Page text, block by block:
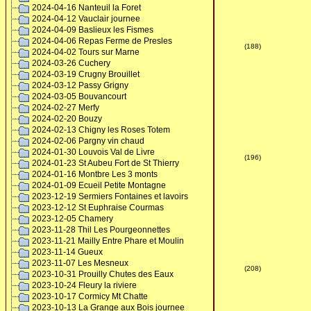
2024-04-16 Nanteuil la Foret
2024-04-12 Vauclair journee
2024-04-09 Baslieux les Fismes
2024-04-06 Repas Ferme de Presles
2024-04-02 Tours sur Marne
2024-03-26 Cuchery
2024-03-19 Crugny Brouillet
2024-03-12 Passy Grigny
2024-03-05 Bouvancourt
2024-02-27 Merfy
2024-02-20 Bouzy
2024-02-13 Chigny les Roses Totem
2024-02-06 Pargny vin chaud
2024-01-30 Louvois Val de Livre
2024-01-23 St Aubeu Fort de St Thierry
2024-01-16 Montbre Les 3 monts
2024-01-09 Ecueil Petite Montagne
2023-12-19 Sermiers Fontaines et lavoirs
2023-12-12 St Euphraise Courmas
2023-12-05 Chamery
2023-11-28 Thil Les Pourgeonnettes
2023-11-21 Mailly Entre Phare et Moulin
2023-11-14 Gueux
2023-11-07 Les Mesneux
2023-10-31 Prouilly Chutes des Eaux
2023-10-24 Fleury la riviere
2023-10-17 Cormicy Mt Chatte
2023-10-13 La Grange aux Bois journee
(196)
(208)